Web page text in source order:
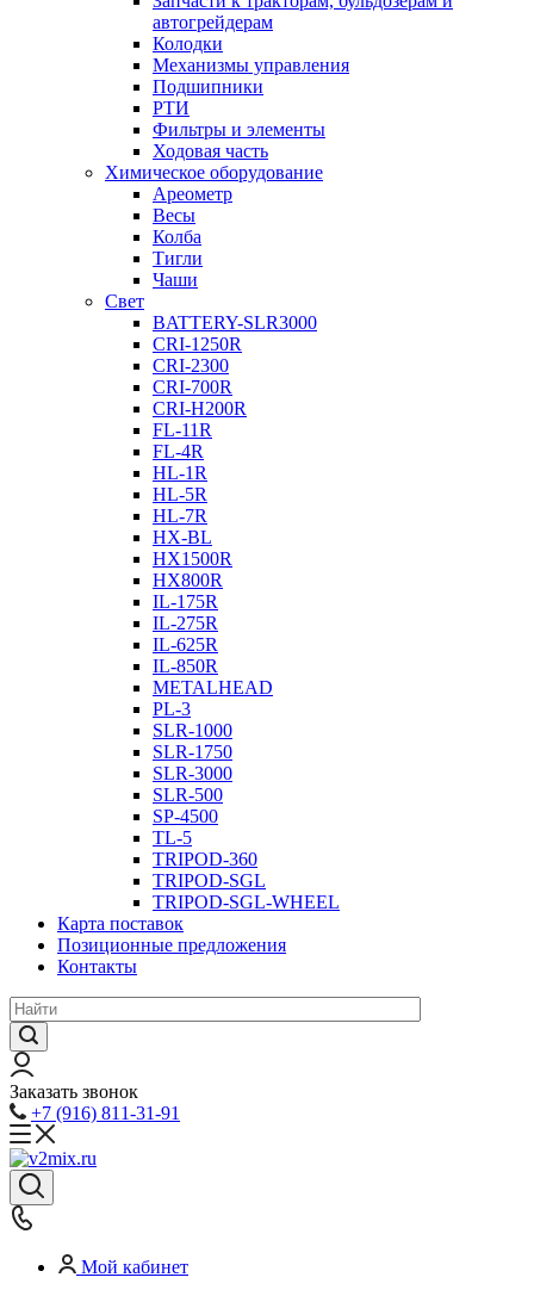
автогрейдерам
Колодки
Механизмы управления
Подшипники
РТИ
Фильтры и элементы
Ходовая часть
Химическое оборудование
Ареометр
Весы
Колба
Тигли
Чаши
Cвет
BATTERY-SLR3000
CRI-1250R
CRI-2300
CRI-700R
CRI-H200R
FL-11R
FL-4R
HL-1R
HL-5R
HL-7R
HX-BL
HX1500R
HX800R
IL-175R
IL-275R
IL-625R
IL-850R
METALHEAD
PL-3
SLR-1000
SLR-1750
SLR-3000
SLR-500
SP-4500
TL-5
TRIPOD-360
TRIPOD-SGL
TRIPOD-SGL-WHEEL
Карта поставок
Позиционные предложения
Контакты
Заказать звонок
+7 (916) 811-31-91
Мой кабинет